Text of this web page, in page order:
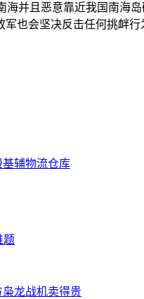
并且恶意靠近我国南海
也会坚决反击任何挑衅
辅物流仓库
题
枭龙战机卖得贵